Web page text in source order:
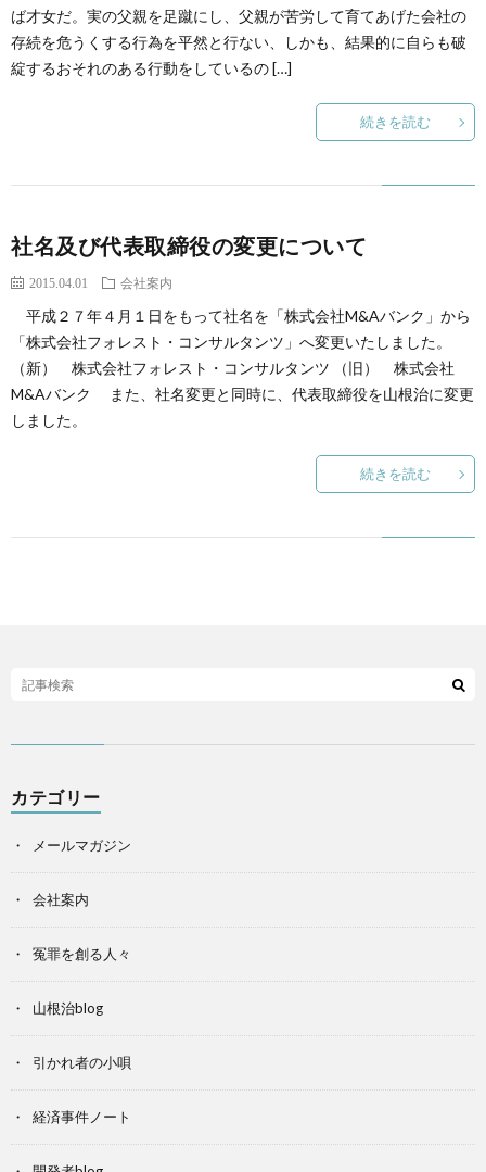
ば才女だ。実の父親を足蹴にし、父親が苦労して育てあげた会社の
存続を危うくする行為を平然と行ない、しかも、結果的に自らも破
綻するおそれのある行動をしているの […]
続きを読む
社名及び代表取締役の変更について
2015.04.01 会社案内
平成２７年４月１日をもって社名を「株式会社M&Aバンク」から
「株式会社フォレスト・コンサルタンツ」へ変更いたしました。
（新） 株式会社フォレスト・コンサルタンツ （旧） 株式会社
M&Aバンク また、社名変更と同時に、代表取締役を山根治に変更
しました。
続きを読む
カテゴリー
メールマガジン
会社案内
冤罪を創る人々
山根治blog
引かれ者の小唄
経済事件ノート